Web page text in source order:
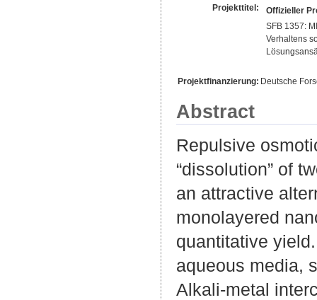
Projekttitel:
Offizieller
SFB 1357:
Verhaltens
Projektfinanzierung: Deutsche
Abstract
Repulsive
“dissolution” of
an attractive
monolayered
quantitative
aqueous media,
Alkali-metal